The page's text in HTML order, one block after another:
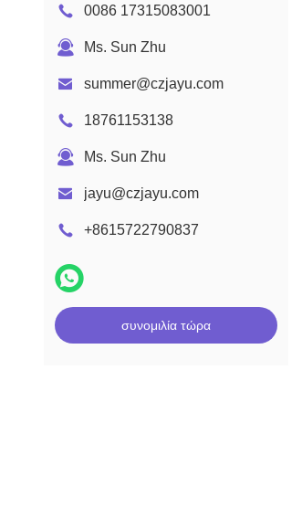
0086 17315083001
Ms. Sun Zhu
summer@czjayu.com
18761153138
Ms. Sun Zhu
jayu@czjayu.com
+8615722790837
συνομιλία τώρα